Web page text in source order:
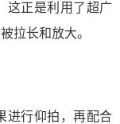
这正是利用了超广
拉长和放大。
进行仰拍，再配合